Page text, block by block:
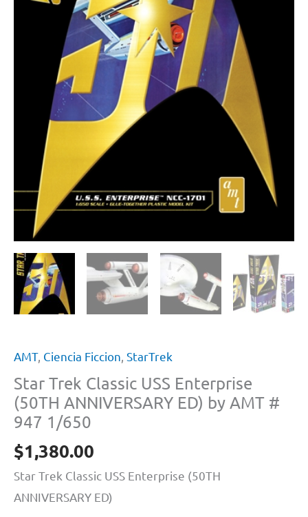
AMT, Ciencia Ficcion StarTrek
Star Trek Classic USS Enterprise
(50TH ANNIVERSARY ED) by AMT #
947 1/650
$1,380.00
Star Trek Classic USS Enterprise (50TH
ANNIVERSARY ED)